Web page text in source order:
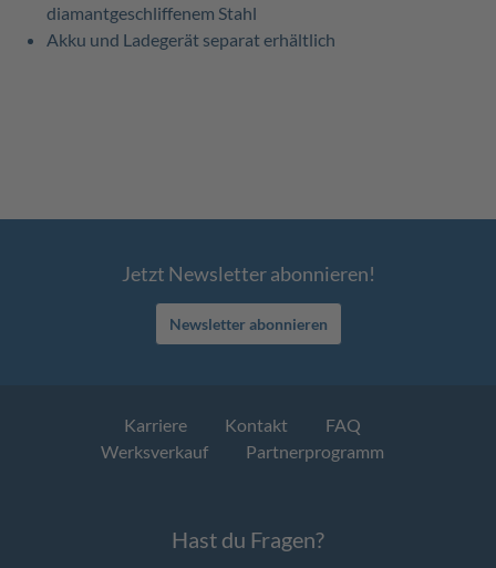
diamantgeschliffenem Stahl
Akku und Ladegerät separat erhältlich
Jetzt Newsletter abonnieren!
Newsletter abonnieren
Karriere Kontakt
FAQ
Werksverkauf
Partnerprogramm
Hast du Fragen?